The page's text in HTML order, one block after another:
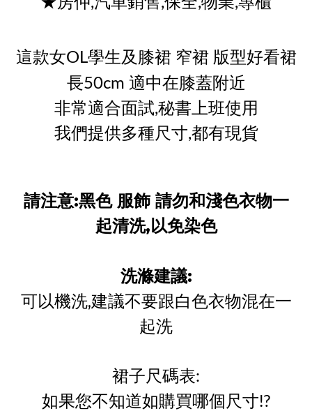
這款女OL學生及膝裙 窄裙 版型好看裙
長50cm 適中在膝蓋附近
非常適合面試,秘書上班使用
我們提供多種尺寸,都有現貨
請注意:黑色 服飾 請勿和淺色衣物一
起清洗,以免染色
洗滌建議:
可以機洗,建議不要跟白色衣物混在一
起洗
裙子尺碼表:
如果您不知道如購買哪個尺寸!?